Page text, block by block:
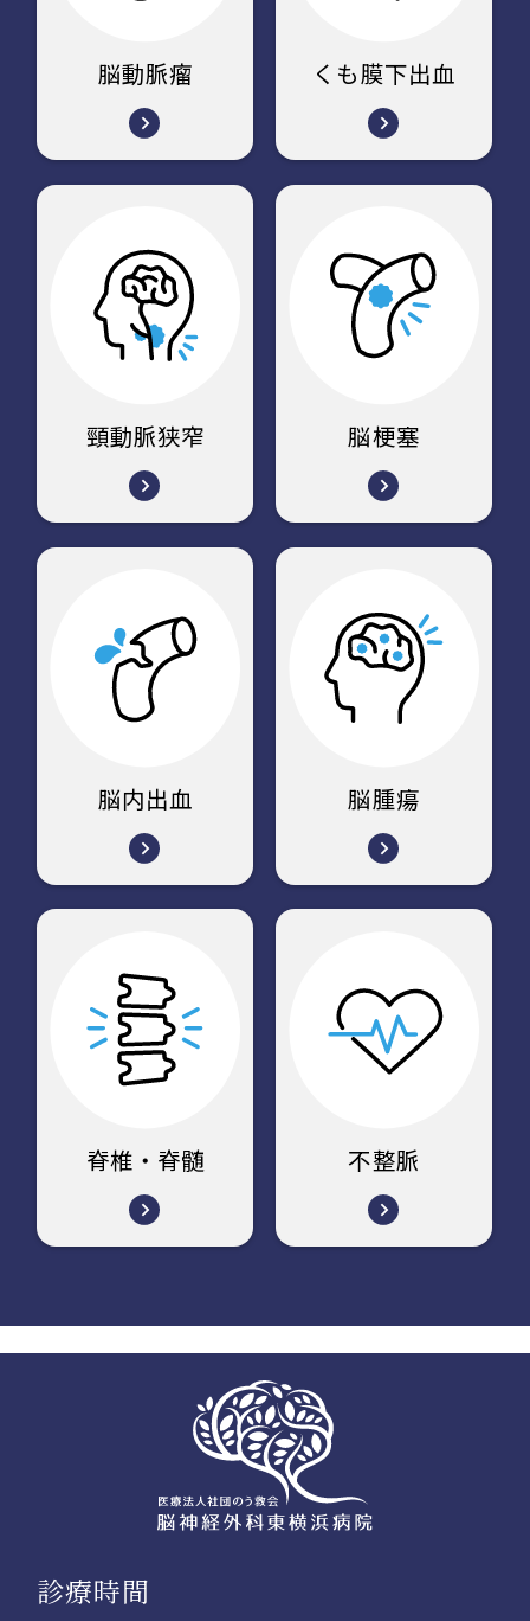
脳動脈瘤 くも膜下出血
頸動脈狭窄 脳梗塞
脳内出血 脳腫瘍
脊椎・脊髄 不整脈
診療時間